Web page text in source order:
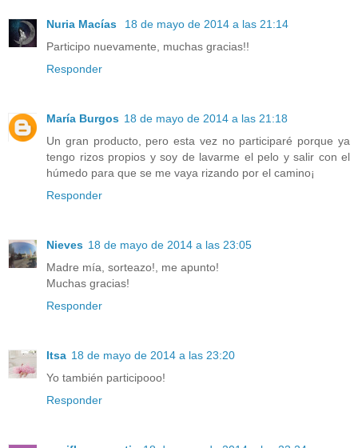
Nuria Macías
18 de mayo de 2014 a las 21:14
Participo nuevamente, muchas gracias!!
Responder
María Burgos 18 de mayo de 2014 a las 21:18
Un gran producto, pero esta vez no participaré porque ya
tengo rizos propios y soy de lavarme el pelo y salir con el
húmedo para que se me vaya rizando por el camino¡
Responder
Nieves 18 de mayo de 2014 a las 23:05
Madre mía, sorteazo!, me apunto!
Muchas gracias!
Responder
Itsa 18 de mayo de 2014 a las 23:20
Yo también participooo!
Responder